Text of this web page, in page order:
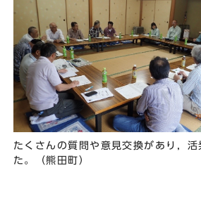
たくさんの質問や意見交換があり，
た。（熊田町）